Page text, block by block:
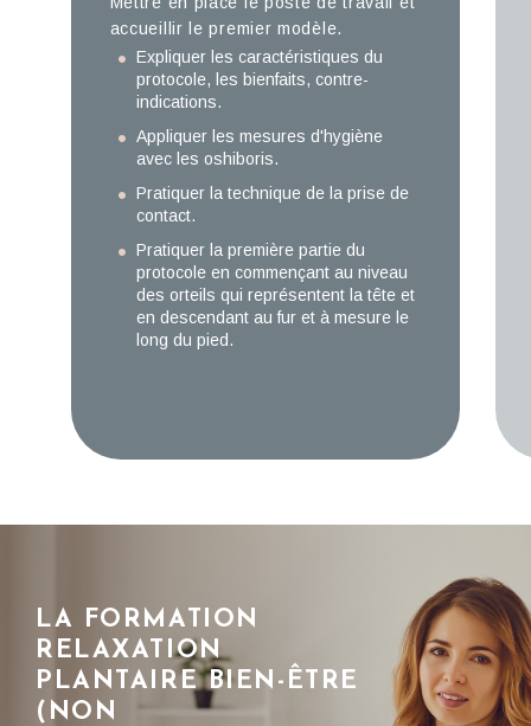
accueillir le premier modèle.
Expliquer les caractéristiques du
protocole, les bienfaits, contre-
indications.
Appliquer les mesures d'hygiène
avec les oshiboris.
Pratiquer la technique de la prise de
contact.
Pratiquer la première partie du
protocole en commençant au niveau
des orteils qui représentent la tête et
en descendant au fur et à mesure le
long du pied.
LA FORMATION
RELAXATION
PLANTAIRE BIEN-ÊTRE
(NON